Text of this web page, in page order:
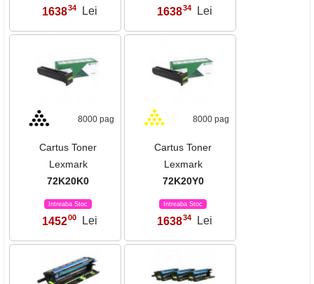
163834 Lei 163834 Lei
8000 pag
Cartus Toner
Lexmark
72K20K0
Intreaba Stoc
145200 Lei
8000 pag
Cartus Toner
Lexmark
72K20Y0
Intreaba Stoc
163834 Lei